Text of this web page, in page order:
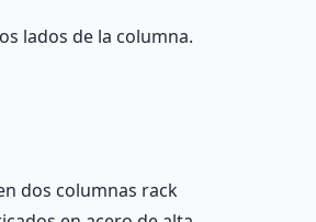
lados de la columna.
dos columnas rack